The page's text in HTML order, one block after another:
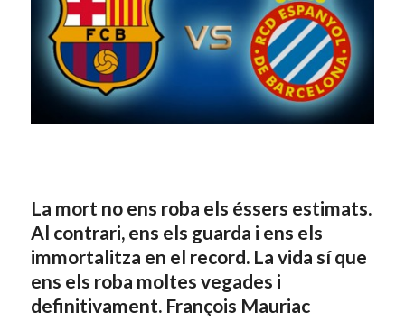
La mort no ens roba els éssers estimats.
Al contrari, ens els guarda i ens els
immortalitza en el record. La vida sí que
ens els roba moltes vegades i
definitivament. François Mauriac